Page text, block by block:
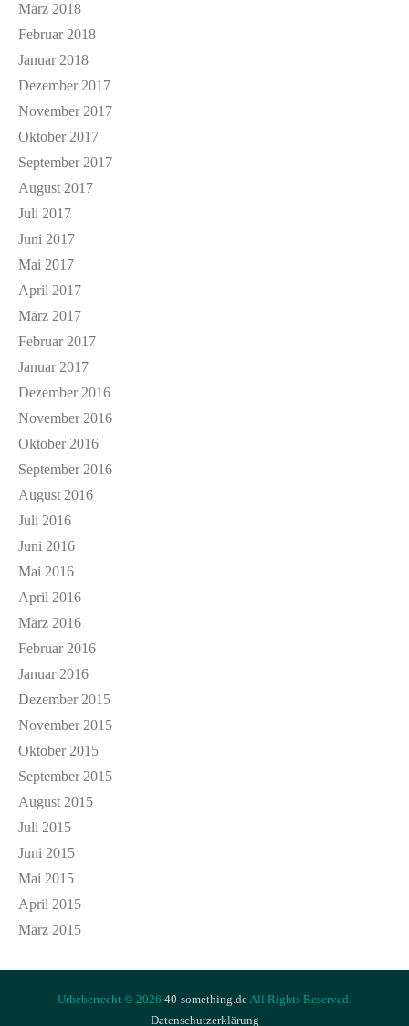
März 2018
Februar 2018
Januar 2018
Dezember 2017
November 2017
Oktober 2017
September 2017
August 2017
Juli 2017
Juni 2017
Mai 2017
April 2017
März 2017
Februar 2017
Januar 2017
Dezember 2016
November 2016
Oktober 2016
September 2016
August 2016
Juli 2016
Juni 2016
Mai 2016
April 2016
März 2016
Februar 2016
Januar 2016
Dezember 2015
November 2015
Oktober 2015
September 2015
August 2015
Juli 2015
Juni 2015
Mai 2015
April 2015
März 2015
Urheberrecht © 2026 40-something.deAll Rights Reserved.
Datenschutzerklärung